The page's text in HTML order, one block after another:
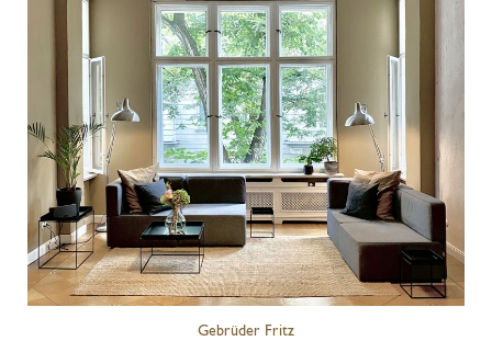
Kontakt
Gebrüder Fritz